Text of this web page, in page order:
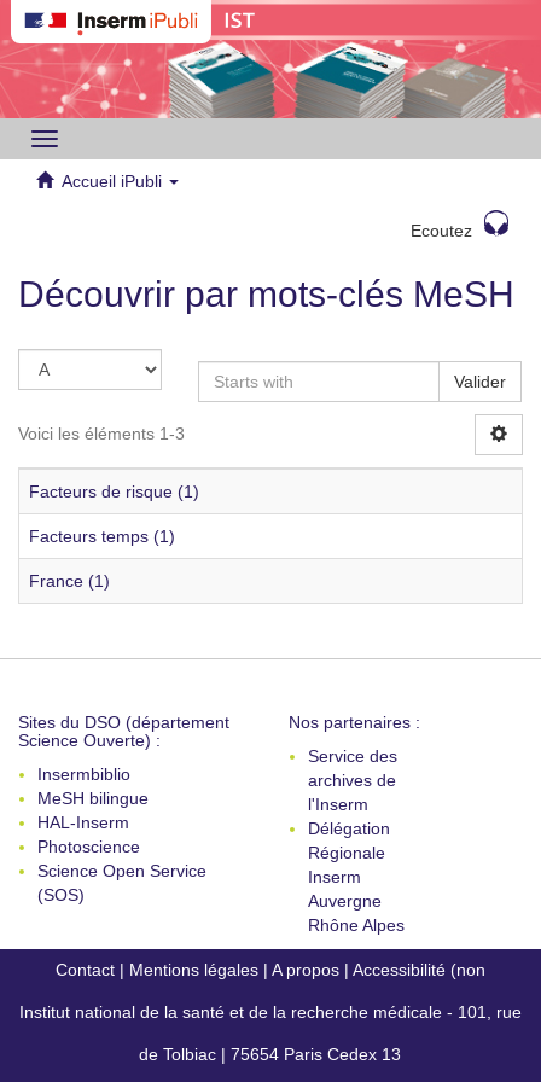
Toggle
navigation
Accueil iPubli
Ecoutez
Découvrir par mots-clés MeSH
Valider
Voici les éléments 1-3
Facteurs de risque (1)
Facteurs temps (1)
France (1)
Sites du DSO (département
Science Ouverte) :
Insermbiblio
MeSH bilingue
HAL-Inserm
Photoscience
Science Open Service
(SOS)
Nos partenaires :
Service des
archives de
l'Inserm
Délégation
Régionale
Inserm
Auvergne
Rhône Alpes
Contact | Mentions légales | A propos | Accessibilité (non
conforme)
Institut national de la santé et de la recherche médicale - 101, rue
de Tolbiac | 75654 Paris Cedex 13